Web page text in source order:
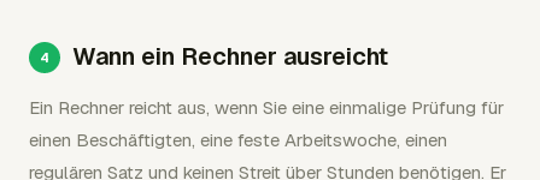
Wann ein Rechner ausreicht
Ein Rechner reicht aus, wenn Sie eine einmalige Prüfung für
einen Beschäftigten, eine feste Arbeitswoche, einen
regulären Satz und keinen Streit über Stunden benötigen. Er